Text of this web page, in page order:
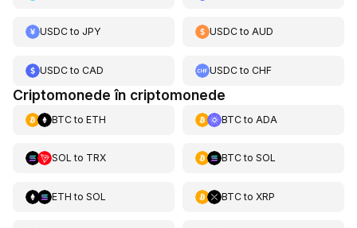
USDCto JPY USDCtoAUD
USDCto CAD USDCtoCHF
Criptomonede în criptomonede
BTCto ETH BTCto ADA
SOL to TRX BTCto SOL
ETH to SOL BTCto XRP